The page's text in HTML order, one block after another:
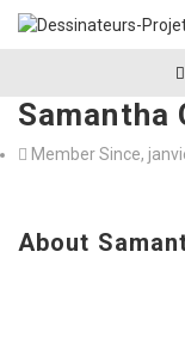
Samantha
Member Since,
About